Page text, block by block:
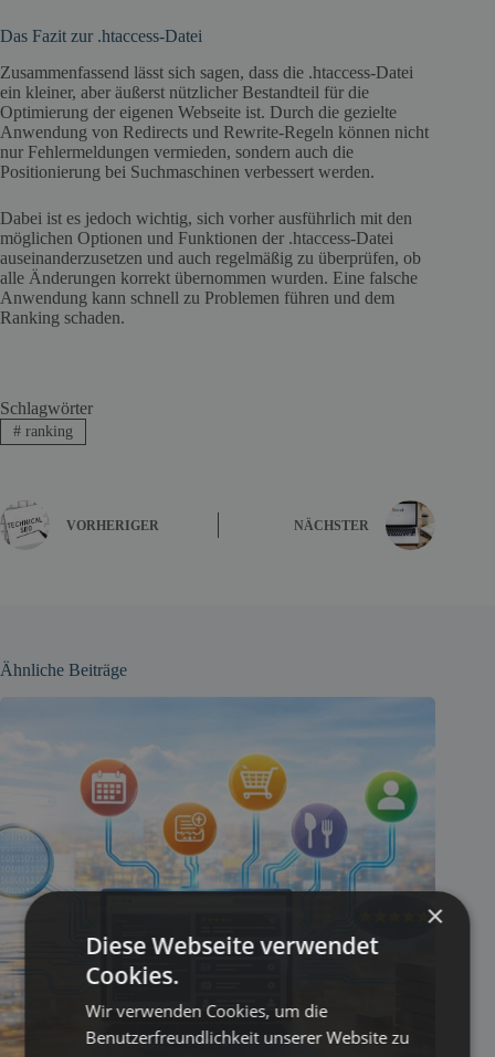
Das Fazit zur .htaccess-Datei
Zusammenfassend lässt sich sagen, dass die .htaccess-Datei
ein kleiner, aber äußerst nützlicher Bestandteil für die
Optimierung der eigenen Webseite ist. Durch die gezielte
Anwendung von Redirects und Rewrite-Regeln können nicht
nur Fehlermeldungen vermieden, sondern auch die
Positionierung bei Suchmaschinen verbessert werden.
Dabei ist es jedoch wichtig, sich vorher ausführlich mit den
möglichen Optionen und Funktionen der .htaccess-Datei
auseinanderzusetzen und auch regelmäßig zu überprüfen, ob
alle Änderungen korrekt übernommen wurden. Eine falsche
Anwendung kann schnell zu Problemen führen und dem
Ranking schaden.
Schlagwörter
#ranking
VORHERIGER NÄCHSTER
Ähnliche Beiträge
×
Diese Webseite verwendet
Cookies.
Wir verwenden Cookies, um die
Benutzerfreundlichkeit unserer Website zu